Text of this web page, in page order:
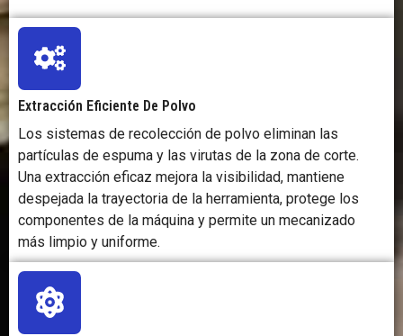
Extracción Eficiente De Polvo
Los sistemas de recolección de polvo eliminan las
partículas de espuma y las virutas de la zona de corte.
Una extracción eficaz mejora la visibilidad, mantiene
despejada la trayectoria de la herramienta, protege los
componentes de la máquina y permite un mecanizado
más limpio y uniforme.